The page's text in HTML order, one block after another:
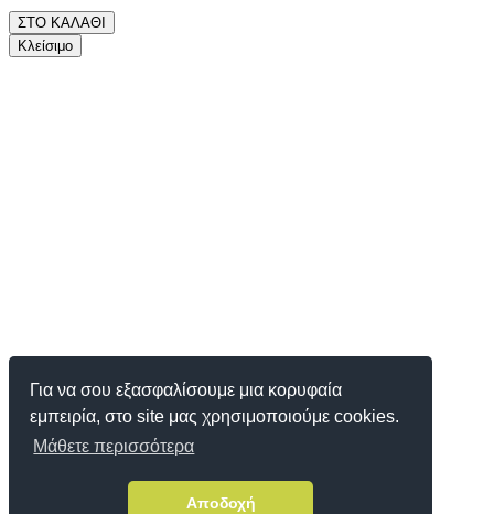
Για να σου εξασφαλίσουμε μια κορυφαία
εμπειρία, στο site μας χρησιμοποιούμε cookies.
Μάθετε περισσότερα
Αποδοχή
ΣΤΟ ΚΑΛΑΘΙ
Κλείσιμο